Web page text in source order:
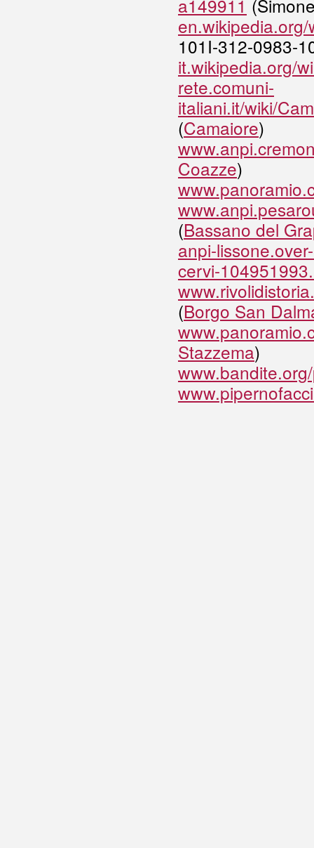
a149911
101I-312-0983-
it.wikipedia.org/
rete.comuni-
italiani.it/wiki/
(Camaiore)
Coazze)
(Bassano del
anpi-
cervi-
(Borgo San
Stazzema)
www.